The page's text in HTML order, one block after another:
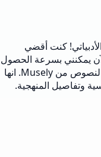
كنت أقضي
يمكنني بسرعة الحصول
على النقاط الرئيسية باستخدام أداة تلخيص النصوص من Musely. انها
وتفاصيل المنهجية.